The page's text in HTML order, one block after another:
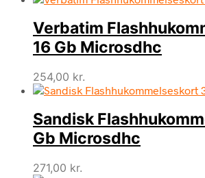
Verbatim
16 Gb Microsdhc
254,00 kr.
Sandisk
Gb Microsdhc
271,00 kr.